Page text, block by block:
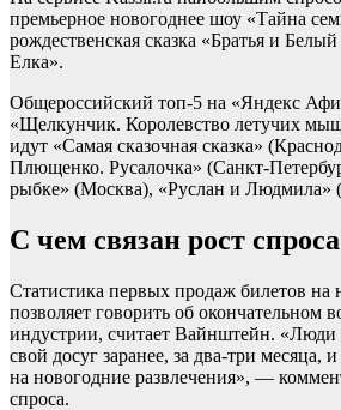
премьерное новогоднее шоу «Тайна
рождественская сказка «Братья и
Елка».
Общероссийский топ-5 на «Яндекс
«Щелкунчик. Королевство летучих
идут «Самая сказочная сказка»
Плющенко. Русалочка» (Санкт-
рыбке» (Москва), «Руслан и Людмила»
С чем связан рост
Статистика первых продаж билетов на
позволяет говорить об окончательном
индустрии, считает Вайнштейн.
свой досуг заранее, за два-три месяца,
на новогодние развлечения», —
спроса.